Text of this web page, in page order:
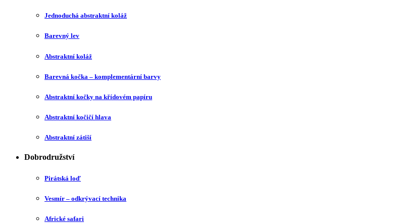
Jednoduchá abstraktní koláž
Barevný lev
Abstraktní koláž
Barevná kočka – komplementární barvy
Abstraktní kočky na křídovém papíru
Abstraktní kočičí hlava
Abstraktní zátiší
Dobrodružství
Pirátská loď
Vesmír – odkrývací technika
Africké safari